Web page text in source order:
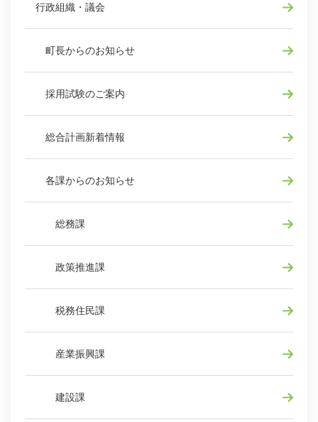
行政組織・議会
町長からのお知らせ
採用試験のご案内
総合計画新着情報
各課からのお知らせ
総務課
政策推進課
税務住民課
産業振興課
建設課